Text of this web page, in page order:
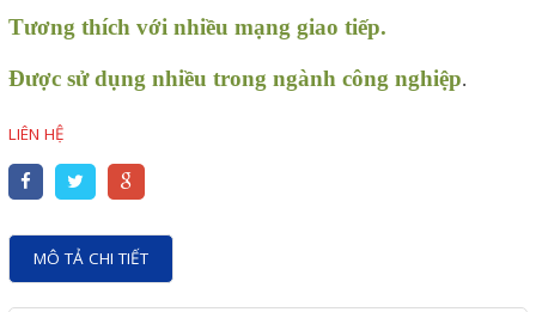
Tương thích với nhiều mạng giao tiếp.
Được sử dụng nhiều trong ngành công nghiệp.
LIÊN HỆ
MÔ TẢ CHI TIẾT
Đồng hồ thời gian thực
Máy dò kim loại
PLC - Bộ lập trình PLC
Biến tần